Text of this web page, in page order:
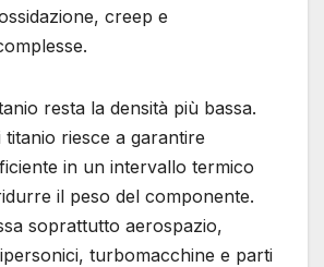
creep e
resta la densità più bassa.
titanio riesce a garantire
in un intervallo termico
il peso del componente.
soprattutto aerospazio,
turbomacchine e parti